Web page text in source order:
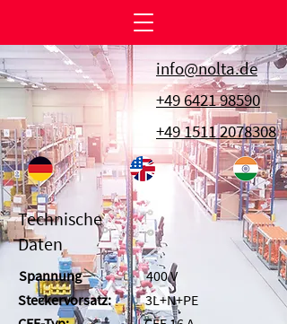
info@nolta.de
+49 6421 98590
+49 1511 2078308
Technische
Daten
Spannung
Steckervorsatz:
400 V
3L+N+PE